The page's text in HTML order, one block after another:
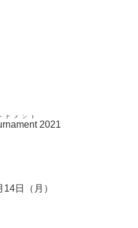
ナメント
2021
日（月）